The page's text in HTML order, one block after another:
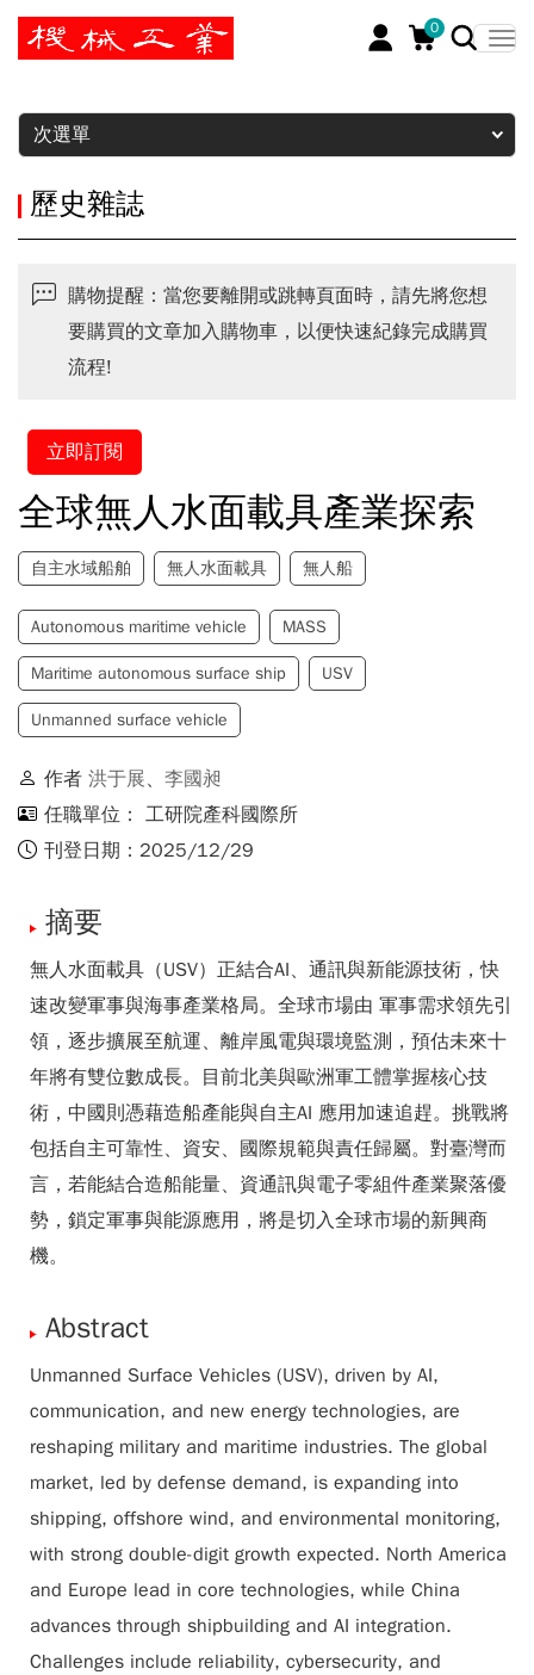
0
暫停
次選單
歷史雜誌
購物提醒：當您要離開或跳轉頁面時，請先將您想
要購買的文章加入購物車，以便快速紀錄完成購買
流程!
立即訂閱
全球無人水面載具產業探索
自主水域船舶 無人水面載具 無人船
Autonomous maritime vehicle MASS
Maritime autonomous surface ship USV
Unmanned surface vehicle
作者 洪于展、 李國昶
任職單位： 工研院產科國際所
刊登日期：2025/12/29
摘要
無人水面載具（USV）正結合AI、通訊與新能源技術，快
速改變軍事與海事產業格局。全球市場由 軍事需求領先引
領，逐步擴展至航運、離岸風電與環境監測，預估未來十
年將有雙位數成長。目前北美與歐洲軍工體掌握核心技
術，中國則憑藉造船產能與自主AI 應用加速追趕。挑戰將
包括自主可靠性、資安、國際規範與責任歸屬。對臺灣而
言，若能結合造船能量、資通訊與電子零組件產業聚落優
勢，鎖定軍事與能源應用，將是切入全球市場的新興商
機。
Abstract
Unmanned Surface Vehicles (USV), driven by AI,
communication, and new energy technologies, are
reshaping military and maritime industries. The global
market, led by defense demand, is expanding into
shipping, offshore wind, and environmental monitoring,
with strong double-digit growth expected. North America
and Europe lead in core technologies, while China
advances through shipbuilding and AI integration.
Challenges include reliability, cybersecurity, and